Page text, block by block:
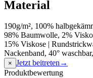
Material
190g/m², 100%
98% Baumwolle, 2%
15% Viskose |
Nackenband, 40°
× Jetzt beitreten→
Produktbewertung